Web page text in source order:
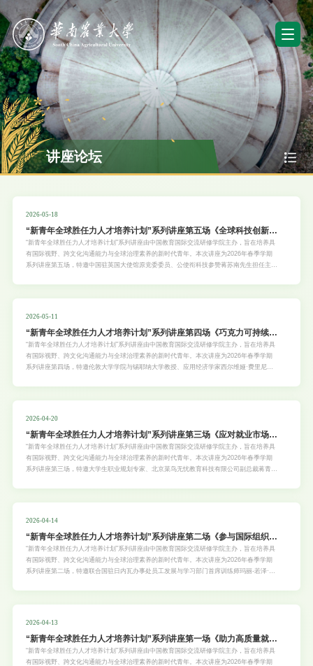
讲座论坛
2026-05-18
“新青年全球胜任力人才培养计划”系列讲座第五场《全球科技创新合
作与国际竞争视角下的青年发展新机遇》
“新青年全球胜任力人才培养计划”系列讲座由中国教育国际交流研修学院主办，旨在培养具
有国际视野、跨文化沟通能力与全球治理素养的新时代青年。本次讲座为2026年春季学期
系列讲座第五场，特邀中国驻英国大使馆原党委委员、公使衔科技参赞蒋苏南先生担任主
2026-05-11
“新青年全球胜任力人才培养计划”系列讲座第四场《巧克力可持续的
消费与生产：经济学家的变革力量》
“新青年全球胜任力人才培养计划”系列讲座由中国教育国际交流研修学院主办，旨在培养具
有国际视野、跨文化沟通能力与全球治理素养的新时代青年。本次讲座为2026年春季学期
系列讲座第四场，特邀伦敦大学学院与锡耶纳大学教授、应用经济学家西尔维娅·费里尼
2026-04-20
“新青年全球胜任力人才培养计划”系列讲座第三场《应对就业市场变
化：大学生如何以学习力和适应力赢得未来》
“新青年全球胜任力人才培养计划”系列讲座由中国教育国际交流研修学院主办，旨在培养具
有国际视野、跨文化沟通能力与全球治理素养的新时代青年。本次讲座为2026年春季学期
系列讲座第三场，特邀大学生职业规划专家、北京菜鸟无忧教育科技有限公司副总裁蒋青山
主讲嘉宾蒋青山，大学生职业规划专家，北京菜鸟无忧教育科技有限公司副总裁。曾任中国
力大学、北京工业大学、河南工程学院等
2026-04-14
“新青年全球胜任力人才培养计划”系列讲座第二场《参与国际组织：
当代大学生必备的核心能力与素养》
“新青年全球胜任力人才培养计划”系列讲座由中国教育国际交流研修学院主办，旨在培养具
有国际视野、跨文化沟通能力与全球治理素养的新时代青年。本次讲座为2026年春季学期
系列讲座第二场，特邀联合国驻日内瓦办事处员工发展与学习部门首席训练师玛丽-若泽·阿
2026-04-13
“新青年全球胜任力人才培养计划”系列讲座第一场《助力高质量就
业，大学生就业的12条出路》
“新青年全球胜任力人才培养计划”系列讲座由中国教育国际交流研修学院主办，旨在培养具
有国际视野、跨文化沟通能力与全球治理素养的新时代青年。本次讲座为2026年春季学期